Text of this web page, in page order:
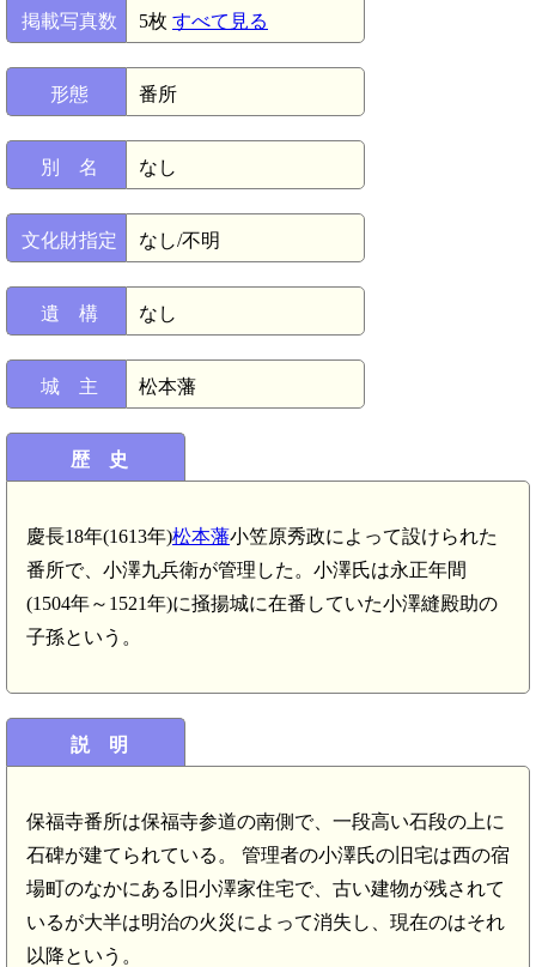
掲載写真数 5枚 すべて見る
形態 番所
別 名 なし
文化財指定 なし/不明
遺 構 なし
城 主 松本藩
歴 史
慶長18年(1613年)松本藩小笠原秀政によって設けられた
番所で、小澤九兵衛が管理した。小澤氏は永正年間
(1504年～1521年)に掻揚城に在番していた小澤縫殿助の
子孫という。
説 明
保福寺番所は保福寺参道の南側で、一段高い石段の上に
石碑が建てられている。 管理者の小澤氏の旧宅は西の宿
場町のなかにある旧小澤家住宅で、古い建物が残されて
いるが大半は明治の火災によって消失し、現在のはそれ
以降という。